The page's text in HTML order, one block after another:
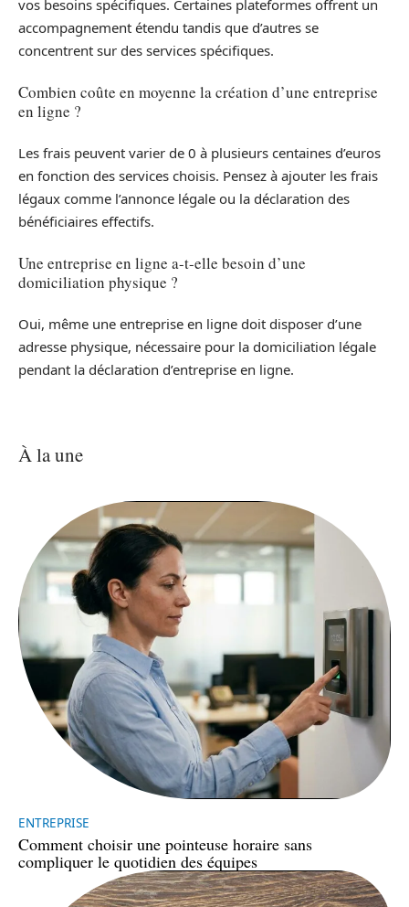
vos besoins spécifiques. Certaines plateformes offrent un
accompagnement étendu tandis que d’autres se
concentrent sur des services spécifiques.
Combien coûte en moyenne la création d’une entreprise
en ligne ?
Les frais peuvent varier de 0 à plusieurs centaines d’euros
en fonction des services choisis. Pensez à ajouter les frais
légaux comme l’annonce légale ou la déclaration des
bénéficiaires effectifs.
Une entreprise en ligne a-t-elle besoin d’une
domiciliation physique ?
Oui, même une entreprise en ligne doit disposer d’une
adresse physique, nécessaire pour la domiciliation légale
pendant la déclaration d’entreprise en ligne.
À la une
ENTREPRISE
Comment choisir une pointeuse horaire sans
compliquer le quotidien des équipes